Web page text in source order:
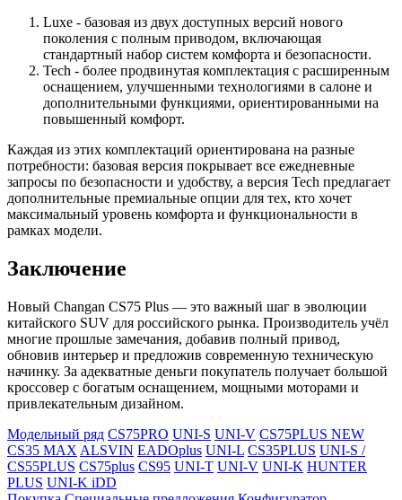
Luxe - базовая из двух доступных версий нового
поколения с полным приводом, включающая
стандартный набор систем комфорта и безопасности.
Tech - более продвинутая комплектация с расширенным
оснащением, улучшенными технологиями в салоне и
дополнительными функциями, ориентированными на
повышенный комфорт.
Каждая из этих комплектаций ориентирована на разные
потребности: базовая версия покрывает все ежедневные
запросы по безопасности и удобству, а версия Tech предлагает
дополнительные премиальные опции для тех, кто хочет
максимальный уровень комфорта и функциональности в
рамках модели.
Заключение
Новый Changan CS75 Plus — это важный шаг в эволюции
китайского SUV для российского рынка. Производитель учёл
многие прошлые замечания, добавив полный привод,
обновив интерьер и предложив современную техническую
начинку. За адекватные деньги покупатель получает большой
кроссовер с богатым оснащением, мощными моторами и
привлекательным дизайном.
Модельный ряд CS75PRO UNI-S UNI-V CS75PLUS NEW
CS35 MAX ALSVIN EADOplus UNI-L CS35PLUS UNI-S /
CS55PLUS CS75plus CS95 UNI-T UNI-V UNI-K HUNTER
PLUS UNI-K iDD